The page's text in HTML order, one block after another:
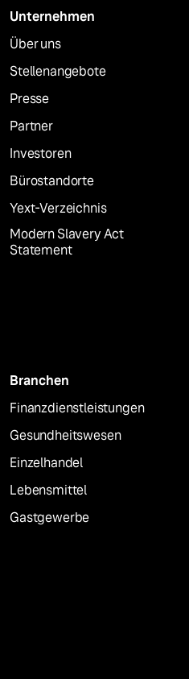
Unternehmen
Über uns
Stellenangebote
Presse
Partner
Investoren
Bürostandorte
Yext-Verzeichnis
Modern Slavery Act
Statement
Branchen
Finanzdienstleistungen
Gesundheitswesen
Einzelhandel
Lebensmittel
Gastgewerbe